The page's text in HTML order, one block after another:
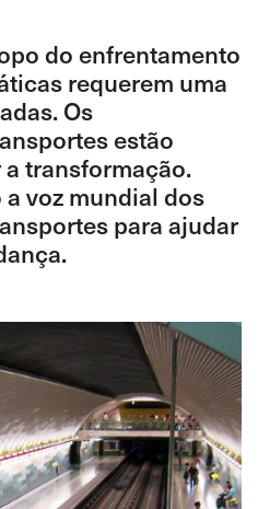
do enfrentamento
requerem uma
Os
estão
transformação.
voz mundial dos
para ajudar